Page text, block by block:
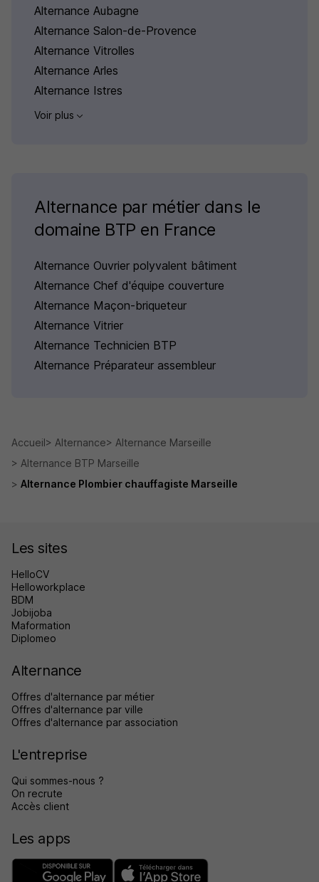
Alternance Aubagne
Alternance Salon-de-Provence
Alternance Vitrolles
Alternance Arles
Alternance Istres
Voir plus
Alternance par métier dans le
domaine BTP en France
Alternance Ouvrier polyvalent bâtiment
Alternance Chef d'équipe couverture
Alternance Maçon-briqueteur
Alternance Vitrier
Alternance Technicien BTP
Alternance Préparateur assembleur
Accueil Alternance
Alternance Marseille
Alternance BTP Marseille
Alternance Plombier chauffagiste Marseille
Les sites
HelloCV
Helloworkplace
BDM
Jobijoba
Maformation
Diplomeo
Alternance
Offres d'alternance par métier
Offres d'alternance par ville
Offres d'alternance par association
L'entreprise
Qui sommes-nous ?
On recrute
Accès client
Les apps